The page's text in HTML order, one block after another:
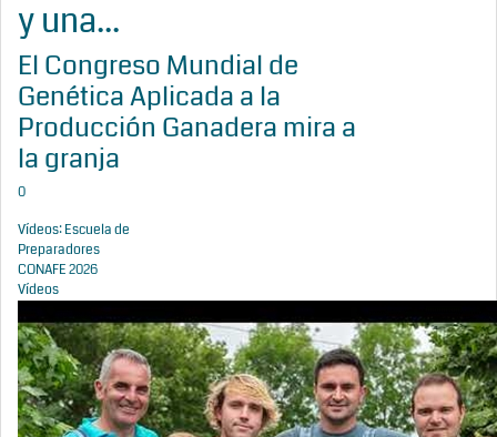
y una...
El Congreso Mundial de
Genética Aplicada a la
Producción Ganadera mira a
la granja
0
Vídeos: Escuela de
Preparadores
CONAFE 2026
Vídeos